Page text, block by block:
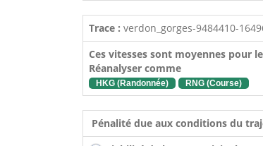
Trace : verdon_gorges-9484410-
Ces vitesses sont moyennes pour le
Réanalyser comme
HKG (Randonnée) RNG (Course)
Pénalité due aux conditions du